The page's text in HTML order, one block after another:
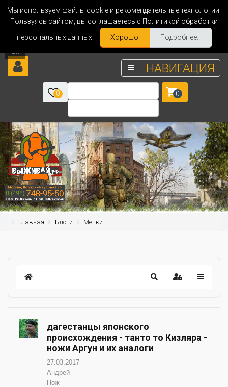
Мы используем файлы cookie и рекомендательные технологии.
Пользуясь сайтом, вы соглашаетесь с Политикой обработки
персональных данных.
Хорошо! Подробнее...
НАВИГАЦИЯ
0 0
Главная Блоги Метки
дагестанцы японского
происхождения - танто то Кизляра -
ножи Аргун и их аналоги
27.03.2017
Андрей
Нож